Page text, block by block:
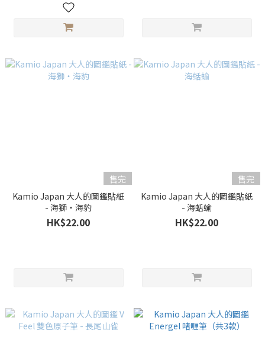
售完
Kamio Japan 大人的圖鑑貼紙
- 海獅・海豹
HK$22.00
售完
Kamio Japan 大人的圖鑑貼紙
- 海蛞蝓
HK$22.00